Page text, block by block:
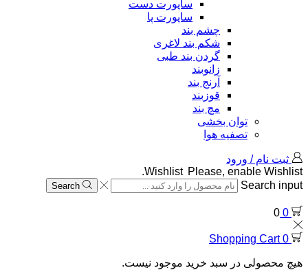
ساپورت دست
ساپورت پا
چشم بند
شکم بند لاغری
گردن بند طبی
زانوبند
آرنج بند
قوزبند
مچ بند
توان بخشی
تصفیه هوا
ثبت نام / ورود
Wishlist Please, enable Wishlist.
Search input
Search
0
0
0
Shopping Cart
هیچ محصولی در سبد خرید موجود نیست.